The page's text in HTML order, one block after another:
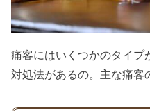
痛客にはいくつかのタイプ
対処法があるの。主な痛客